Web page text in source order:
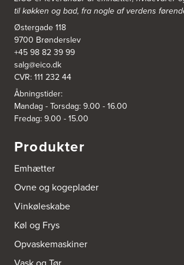
3831: Power Rødovre
Rødovre Centrum 90
2610 Rødovre
https://www.power.dk/butik/power-roedovre/
3832: Power Slagelse
Japanvej 8
4200 Slagelse
Tel.:70338080
https://www.power.dk/butik/power-slagelse/
3836: Power Frederikshavn
Grønlandsvej 22
9900 Frederikshavn
https://www.power.dk/butik/power-
3841: Power Haderslev
Nordhavnsvej 2
6100 Haderslev
https://www.power.dk/butik/power-haderslev/
til køkken og bad, fra nogle af verdens
Østergade 118
9700 Brønderslev
+45 98 82 39 99
salg@eico.dk
CVR: 111 232 44
Åbningstider:
Mandag - Torsdag: 9.00 - 16.00
Fredag: 9.00 - 15.00
Produkter
Emhætter
Ovne og kogeplader
Vinkøleskabe
Køl og Frys
Opvaskemaskiner